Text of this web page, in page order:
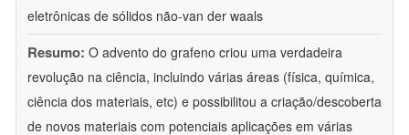
eletrônicas de sólidos não-van der waals
Resumo: O advento do grafeno criou uma verdadeira
revolução na ciência, incluindo várias áreas (física, química,
ciência dos materiais, etc) e possibilitou a criação/descoberta
de novos materiais com potenciais aplicações em várias